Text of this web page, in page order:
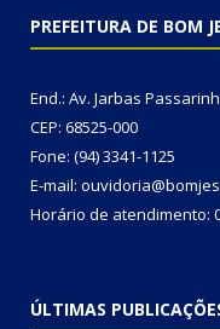
PREFEITURA DE BOM
End.: Av. Jarbas
CEP: 68525-000
Fone: (94) 3341-1125
E-mail:
Horário de atendimento:
ÚLTIMAS